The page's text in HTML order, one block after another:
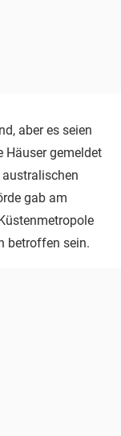
aber es seien
Häuser gemeldet
australischen
gab am
betroffen sein.